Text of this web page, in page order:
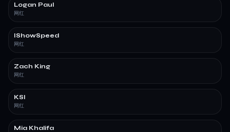
Logan Paul
网红
IShowSpeed
网红
Zach King
网红
KSI
网红
Mia Khalifa